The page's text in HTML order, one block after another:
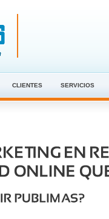
CLIENTES SERVICIOS